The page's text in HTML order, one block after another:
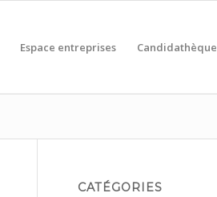
Espace entreprises Candidathèque
CATÉGORIES